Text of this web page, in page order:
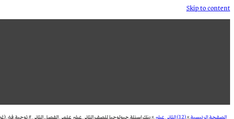
Skip to content